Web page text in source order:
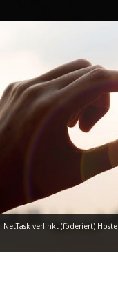
NetTask verlinkt (föderiert)